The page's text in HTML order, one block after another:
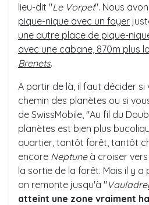
lieu-dit "Le Vorpet". Nous
pique-nique avec un foyer
une autre place de pique-
avec une cabane, 870m plus
Brenets.
A partir de là, il faut décider si
chemin des planètes ou si
de SwissMobile, "Au fil du
planètes est bien plus
quartier, tantôt forêt, tantôt
encore Neptuneà croiser vers
la sortie de la forêt. Mais il y a
on remonte jusqu'à "
atteint une zone vraiment